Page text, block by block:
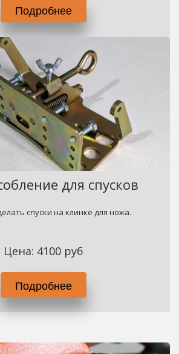
Подробнее
для спусков
спуски на клинке для ножа.
Цена: 4100 руб
Подробнее